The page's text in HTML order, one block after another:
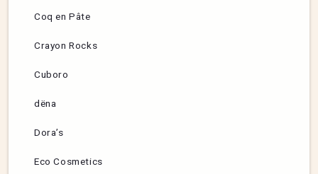
Coq en Pâte
Crayon Rocks
Cuboro
dëna
Dora’s
Eco Cosmetics